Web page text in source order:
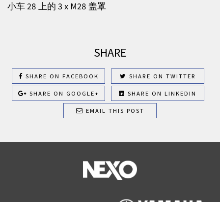
小车 28 上的 3 x M28 盖罩
SHARE
SHARE ON FACEBOOK SHARE ON TWITTER
SHARE ON GOOGLE+ SHARE ON LINKEDIN
EMAIL THIS POST